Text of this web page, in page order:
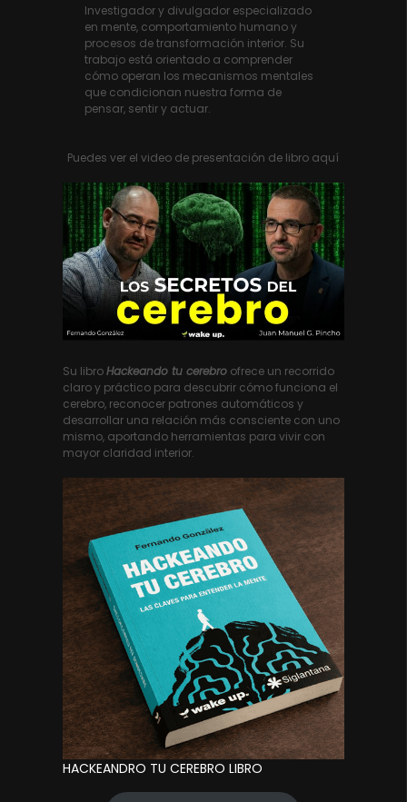
Investigador y divulgador especializado
en mente, comportamiento humano y
procesos de transformación interior. Su
trabajo está orientado a comprender
cómo operan los mecanismos mentales
que condicionan nuestra forma de
pensar, sentir y actuar.
Puedes ver el video de presentación de libro aquí
Su libroHackeando tu cerebroofrece un recorrido
claro y práctico para descubrir cómo funciona el
cerebro, reconocer patrones automáticos y
desarrollar una relación más consciente con uno
mismo, aportando herramientas para vivir con
mayor claridad interior.
HACKEANDRO TU CEREBRO LIBRO